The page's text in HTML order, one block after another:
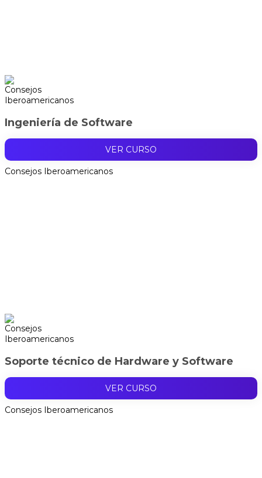
Ingeniería de Software
VER CURSO
Consejos Iberoamericanos
Soporte técnico de Hardware y Software
VER CURSO
Consejos Iberoamericanos